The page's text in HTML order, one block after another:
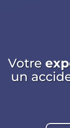
Votre
un